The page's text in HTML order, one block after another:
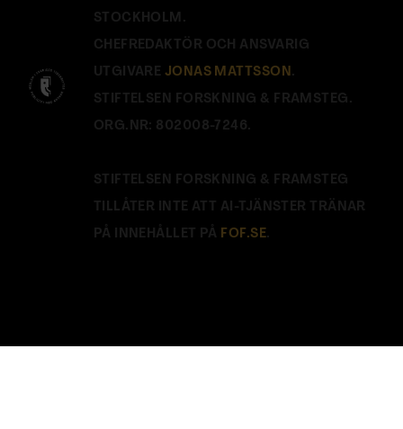
STOCKHOLM.
CHEFREDAKTÖR OCH ANSVARIG
UTGIVARE JONAS MATTSSON.
STIFTELSEN FORSKNING & FRAMSTEG.
ORG.NR: 802008-7246.
STIFTELSEN FORSKNING & FRAMSTEG
TILLÅTER INTE ATT AI-TJÄNSTER TRÄNAR
PÅ INNEHÅLLET PÅ FOF.SE.